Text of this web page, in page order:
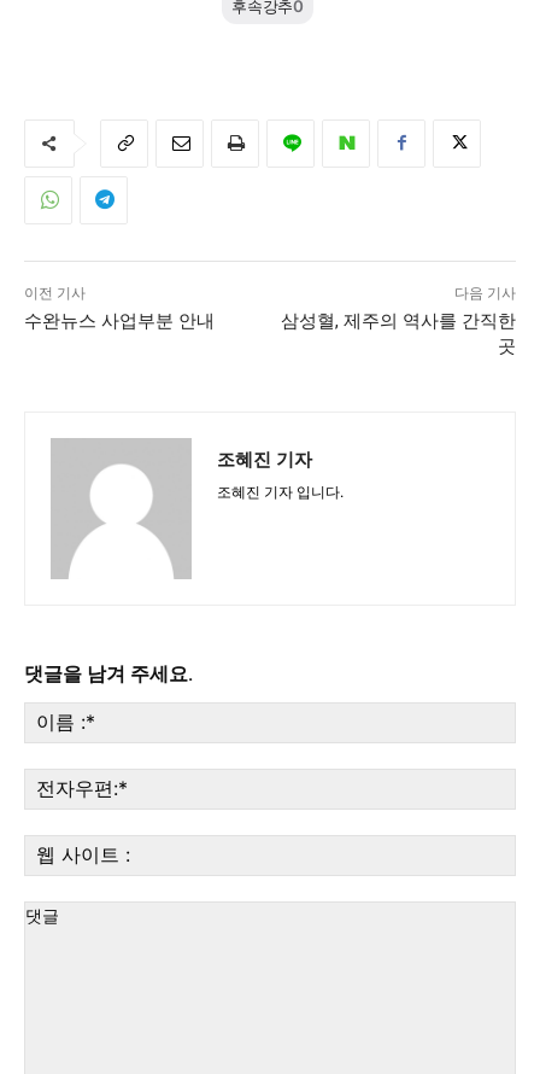
후속강추0
이전 기사
수완뉴스 사업부분 안내
다음 기사
삼성혈, 제주의 역사를 간직한
곳
조혜진 기자
조혜진 기자 입니다.
댓글을 남겨 주세요.
름
:*
자
우
사
이